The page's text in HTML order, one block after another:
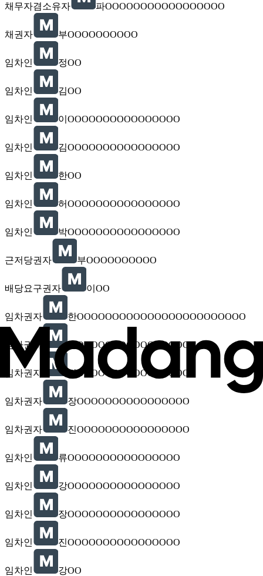
채무자겸소유자 파OOOOOOOOOOOOOOOOO
채권자 부OOOOOOOOOO
임차인 정OO
임차인 김OO
임차인 이OOOOOOOOOOOOOOOO
임차인 김OOOOOOOOOOOOOOOO
임차인 한OO
임차인 허OOOOOOOOOOOOOOOO
임차인 박OOOOOOOOOOOOOOOO
근저당권자 부OOOOOOOOOO
배당요구권자 이OO
임차권자 한OOOOOOOOOOOOOOOOOOOOOOOO
임차권자 손OOOOOOOOOOOOOOOO
임차권자 강OOOOOOOOOOOOOOOO
임차권자 장OOOOOOOOOOOOOOOO
임차권자 진OOOOOOOOOOOOOOOO
임차인 류OOOOOOOOOOOOOOOO
임차인 강OOOOOOOOOOOOOOOO
임차인 장OOOOOOOOOOOOOOOO
임차인 진OOOOOOOOOOOOOOOO
임차인 강OO